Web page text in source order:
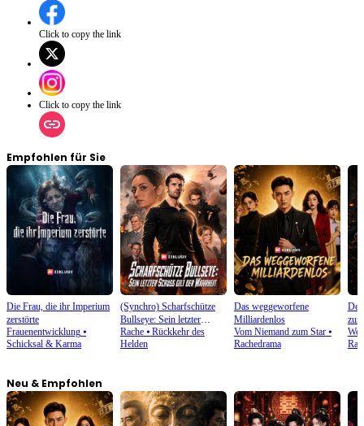
Ablehnung der Korruption.Wird Johann einen Weg finden, in der Ziegelfabrik zu arbeiten,
ohne sich auf korrupte Praktiken einzulassen?
Click to copy the link
Click to copy the link
Empfohlen für Sie
Die Frau, die ihr Imperium
zerstörte
Frauenentwicklung ⦁
Schicksal & Karma
(Synchro) Scharfschütze
Bullseye: Sein letzter
Schuss gilt der Wahrheit
Rache⦁ Rückkehr des
Helden
Das weggeworfene
Milliardenlos
Vom Niemand zum Star⦁
Rachedrama
Der
zur
Neu & Empfohlen